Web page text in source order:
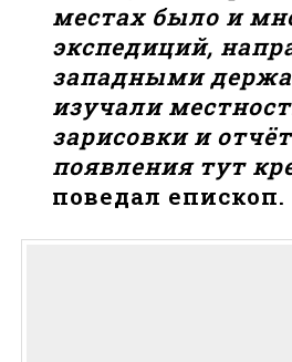
местах было и
экспедиций,
западными
изучали
зарисовки и
появления тут
поведал епископ.